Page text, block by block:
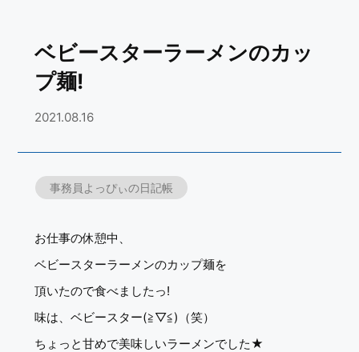
ベビースターラーメンのカッ
プ麺!
2021.08.16
事務員よっぴぃの日記帳
お仕事の休憩中、
ベビースターラーメンのカップ麺を
頂いたので食べましたっ!
味は、ベビースター(≧▽≦)（笑）
ちょっと甘めで美味しいラーメンでした★